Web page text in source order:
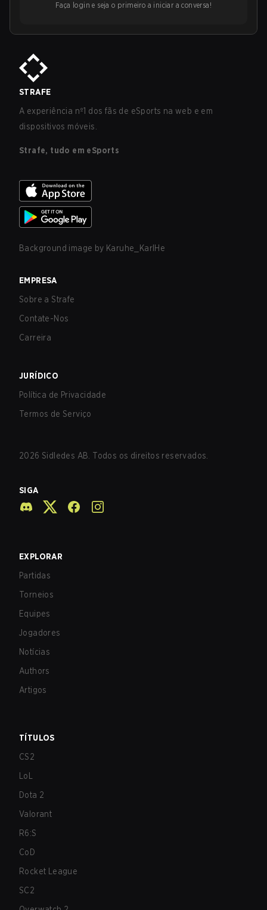
Faça login e seja o primeiro a iniciar a conversa!
STRAFE
A experiência nº1 dos fãs de eSports na web e em
dispositivos móveis.
Strafe, tudo em eSports
Background image by Karuhe_KarlHe
EMPRESA
Sobre a Strafe
Contate-Nos
Carreira
JURÍDICO
Política de Privacidade
Termos de Serviço
2026 Sidledes AB. Todos os direitos reservados.
SIGA
EXPLORAR
Partidas
Torneios
Equipes
Jogadores
Notícias
Authors
Artigos
TÍTULOS
CS2
LoL
Dota 2
Valorant
R6:S
CoD
Rocket League
SC2